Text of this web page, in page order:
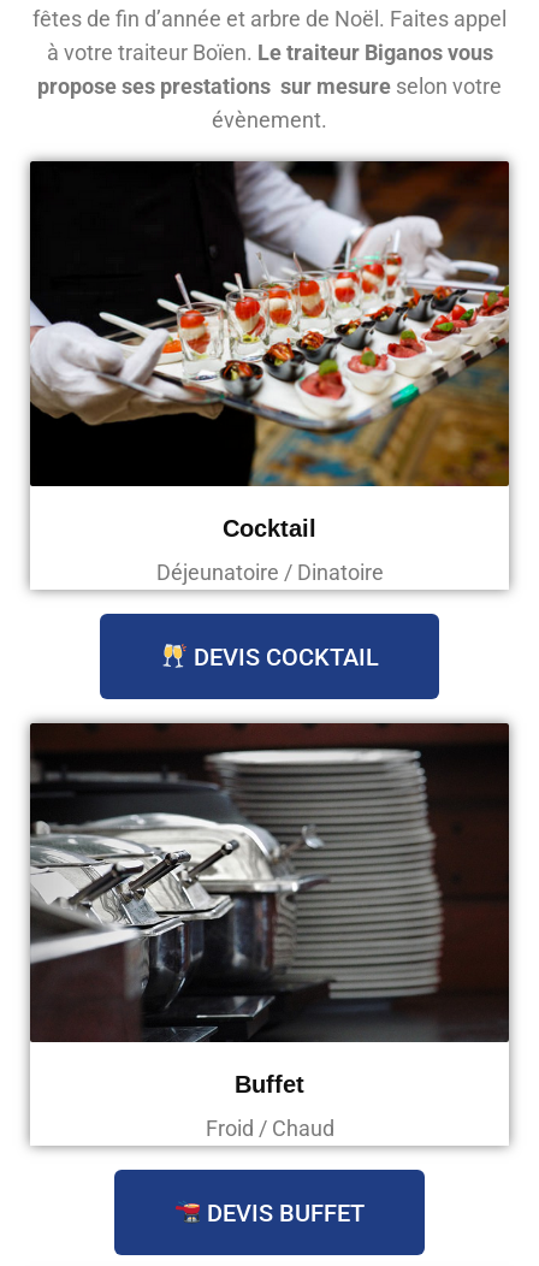
fêtes de fin d’année et arbre de Noël. Faites appel
à votre traiteur Boïen. Le traiteur Biganos vous
propose ses prestations sur mesure selon votre
évènement.
Cocktail
Déjeunatoire / Dinatoire
DEVIS COCKTAIL
Buffet
Froid / Chaud
DEVIS BUFFET